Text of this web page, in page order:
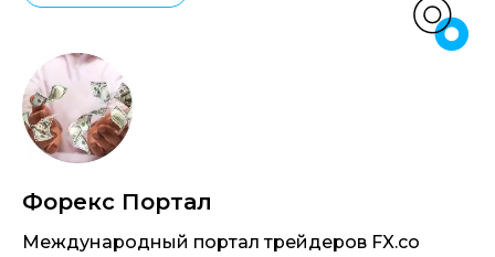
Форекс Портал
Международный портал трейдеров FX.co